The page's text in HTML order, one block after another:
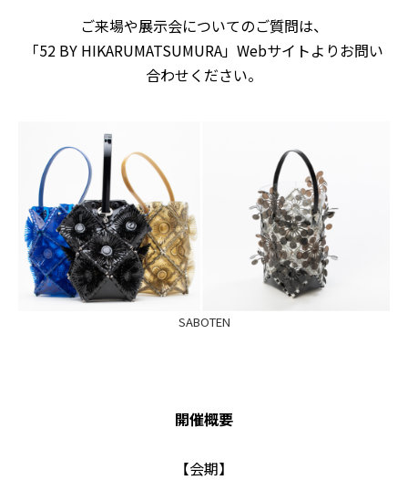
ご来場や展示会についてのご質問は、
「52 BY HIKARUMATSUMURA」Webサイトよりお問い
合わせください。
SABOTEN
開催概要
【会期】